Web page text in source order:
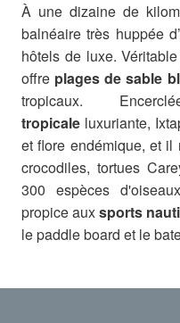
À une dizaine de
balnéaire très huppée d’
hôtels de luxe.
offre plages de sable
tropicaux.
tropicale luxuriante,
et flore endémique, et il
crocodiles, tortues
300 espèces
propice auxsports
le paddle board et le